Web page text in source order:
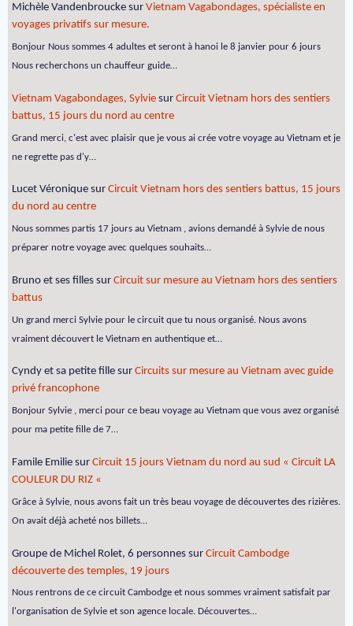
Michèle Vandenbroucke sur Vietnam Vagabondages, spécialiste en
voyages privatifs sur mesure.
Bonjour Nous sommes 4 adultes et seront à hanoi le 8 janvier pour 6 jours
Nous recherchons un chauffeur guide…
Vietnam Vagabondages, Sylvie sur Circuit Vietnam hors des sentiers
battus, 15 jours du nord au centre
Grand merci, c'est avec plaisir que je vous ai crée votre voyage au Vietnam et je
ne regrette pas d'y…
Lucet Véronique sur Circuit Vietnam hors des sentiers battus, 15 jours
du nord au centre
Nous sommes partis 17 jours au Vietnam , avions demandé à Sylvie de nous
préparer notre voyage avec quelques souhaits…
Bruno et ses filles sur Circuit sur mesure au Vietnam hors des sentiers
battus
Un grand merci Sylvie pour le circuit que tu nous organisé. Nous avons
vraiment découvert le Vietnam en authentique et…
Cyndy et sa petite fille sur Circuits sur mesure au Vietnam avec guide
privé francophone
Bonjour Sylvie , merci pour ce beau voyage au Vietnam que vous avez organisé
pour ma petite fille de 7…
Famile Emilie sur Circuit 15 jours Vietnam du nord au sud « Circuit LA
COULEUR DU RIZ «
Grâce à Sylvie, nous avons fait un très beau voyage de découvertes des rizières.
On avait déjà acheté nos billets…
Groupe de Michel Rolet, 6 personnes sur Circuit Cambodge
découverte des temples, 19 jours
Nous rentrons de ce circuit Cambodge et nous sommes vraiment satisfait par
l'organisation de Sylvie et son agence locale. Découvertes…